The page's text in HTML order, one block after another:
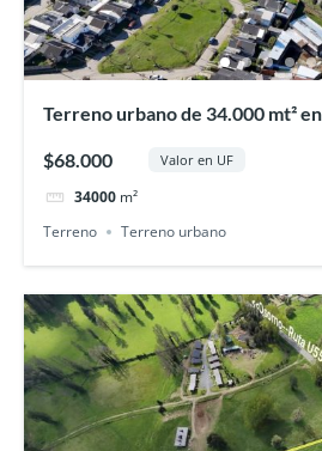
Terreno urbano de 34.000 mt²
$68.000 Valor en UF
34000 m²
Terreno
Terreno urbano